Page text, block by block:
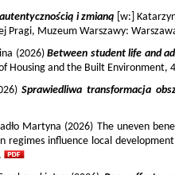
i zmianą [w:]
Pragi, Muzeum Warszawy:
(2026)Between student life and
Housing and the Built Environment,
Sprawiedliwa transformacja
Martyna (2026) The uneven
influence local